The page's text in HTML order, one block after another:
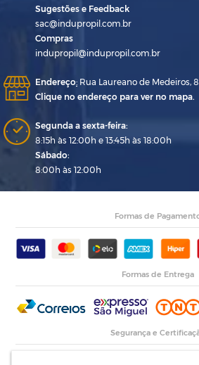
Sugestões e Feedback
sac@indupropil.com.br
Compras
indupropil@indupropil.com.br
Endereço: Rua Laureano de Medeiros,
Clique no endereço para ver no mapa.
Segunda a sexta-feira:
8:15h às 12:00h e 13:45h às 18:00h
Sábado:
8:00h às 12:00h
Formas de
Formas de Entrega
Segurança e